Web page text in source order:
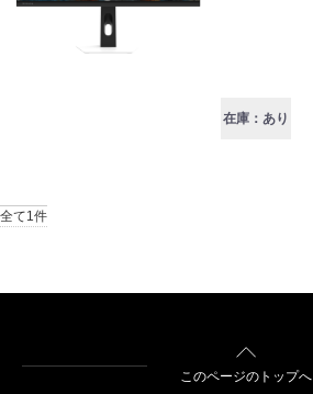
在庫：あり
全て1件
このページのトップへ